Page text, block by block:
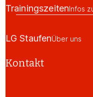
TrainingszeitenInfos
LG StaufenÜber uns
Kontakt